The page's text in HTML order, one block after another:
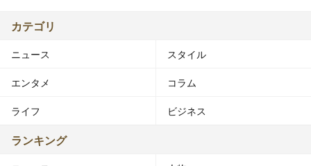
カテゴリ
ニュース スタイル
エンタメ コラム
ライフ ビジネス
ランキング